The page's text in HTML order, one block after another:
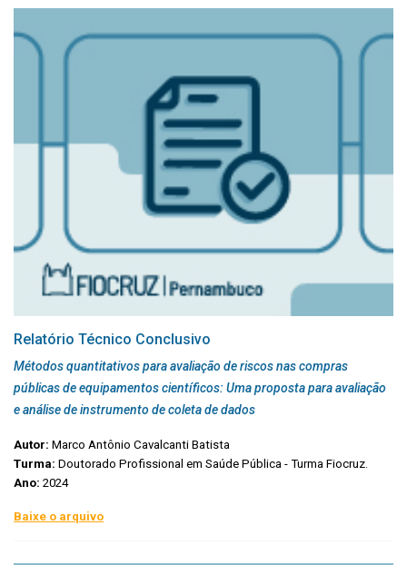
Relatório Técnico Conclusivo
Métodos quantitativos para avaliação de riscos nas compras
públicas de equipamentos científicos: Uma proposta para avaliação
e análise de instrumento de coleta de dados
Autor: Marco Antônio Cavalcanti Batista
Turma: Doutorado Profissional em Saúde Pública - Turma Fiocruz.
Ano: 2024
Baixe o arquivo